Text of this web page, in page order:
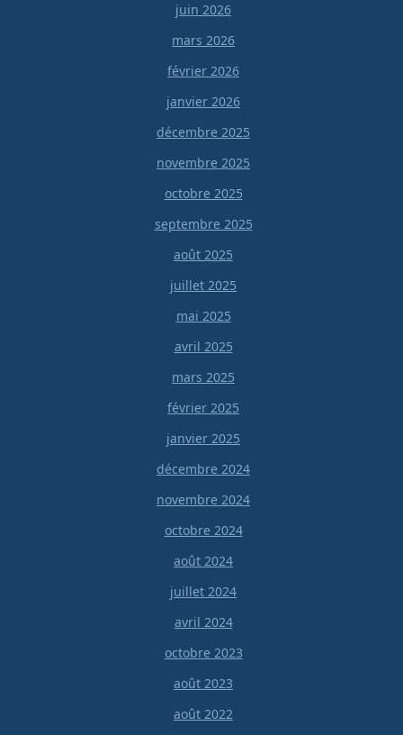
juin 2026
mars 2026
février 2026
janvier 2026
décembre 2025
novembre 2025
octobre 2025
septembre 2025
août 2025
juillet 2025
mai 2025
avril 2025
mars 2025
février 2025
janvier 2025
décembre 2024
novembre 2024
octobre 2024
août 2024
juillet 2024
avril 2024
octobre 2023
août 2023
août 2022